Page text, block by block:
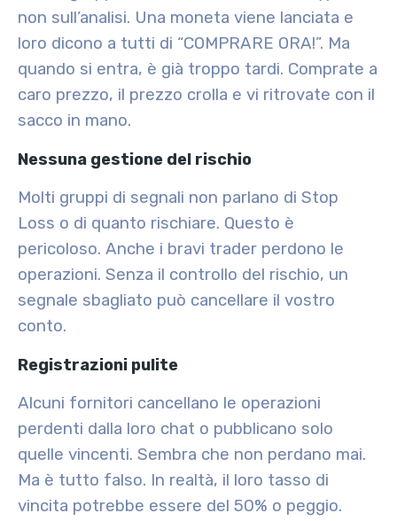
non sull’analisi. Una moneta viene lanciata e
loro dicono a tutti di “COMPRARE ORA!”. Ma
quando si entra, è già troppo tardi. Comprate a
caro prezzo, il prezzo crolla e vi ritrovate con il
sacco in mano.
Nessuna gestione del rischio
Molti gruppi di segnali non parlano di Stop
Loss o di quanto rischiare. Questo è
pericoloso. Anche i bravi trader perdono le
operazioni. Senza il controllo del rischio, un
segnale sbagliato può cancellare il vostro
conto.
Registrazioni pulite
Alcuni fornitori cancellano le operazioni
perdenti dalla loro chat o pubblicano solo
quelle vincenti. Sembra che non perdano mai.
Ma è tutto falso. In realtà, il loro tasso di
vincita potrebbe essere del 50% o peggio.